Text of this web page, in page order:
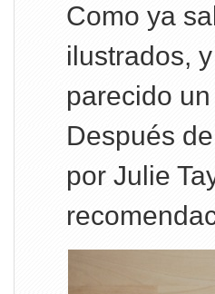
Como ya
ilustrados,
parecido
Después
por Julie